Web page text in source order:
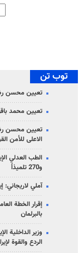
توب تن
تعيين محسن
تعيين محمد
تعيين محسن
الاعلى للأمن
و270 تلميذاً
آملي
إقرار الخطة
بالبرلمان
وزير الداخلية
الردع والقوة